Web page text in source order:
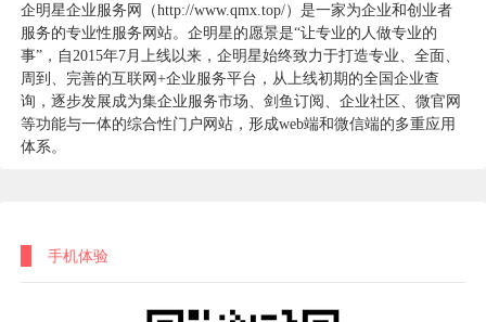
企明星企业服务网（http://www.qmx.top/）是一家为企业和创业者
服务的专业性服务网站。企明星的愿景是“让专业的人做专业的
事”，自2015年7月上线以来，企明星始终致力于打造专业、全面、
周到、完善的互联网+企业服务平台，从上线初期的全国企业查
询，逐步发展成为集企业服务市场、剑鱼订阅、企业社区、微官网
等功能与一体的综合性门户网站，形成web端和微信端的多重应用
体系。
手机体验